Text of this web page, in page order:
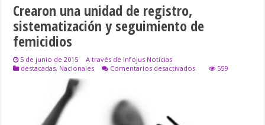
Crearon una unidad de registro,
sistematización y seguimiento de
femicidios
5 de junio de 2015
A través de Infojus Noticias
destacadas, Nacionales Comentarios desactivadosen
559